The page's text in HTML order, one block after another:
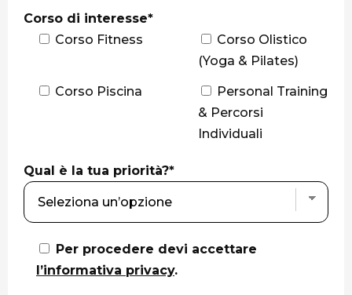
Corso di interesse*
Corso Fitness
Corso Olistico
(Yoga & Pilates)
Corso Piscina
Personal Training
& Percorsi
Individuali
Qual è la tua priorità?*
Per procedere devi accettare
l’informativa privacy.